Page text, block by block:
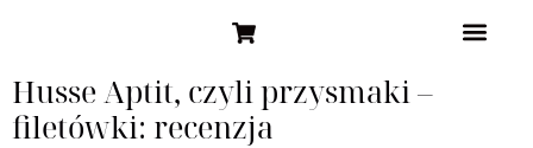
Husse Aptit, czyli przysmaki –
filetówki: recenzja